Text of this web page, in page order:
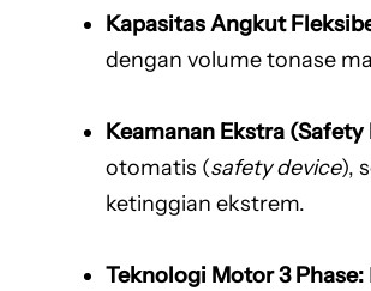
Kapasitas Angkut
dengan volume tonase
Keamanan Ekstra (Safety
otomatis (safety device),
ketinggian ekstrem.
Teknologi Motor 3 Phase: